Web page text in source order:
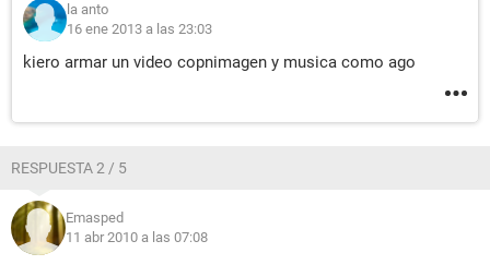
la anto
16 ene 2013 a las 23:03
kiero armar un video copnimagen y musica como ago
RESPUESTA 2 / 5
Emasped
11 abr 2010 a las 07:08